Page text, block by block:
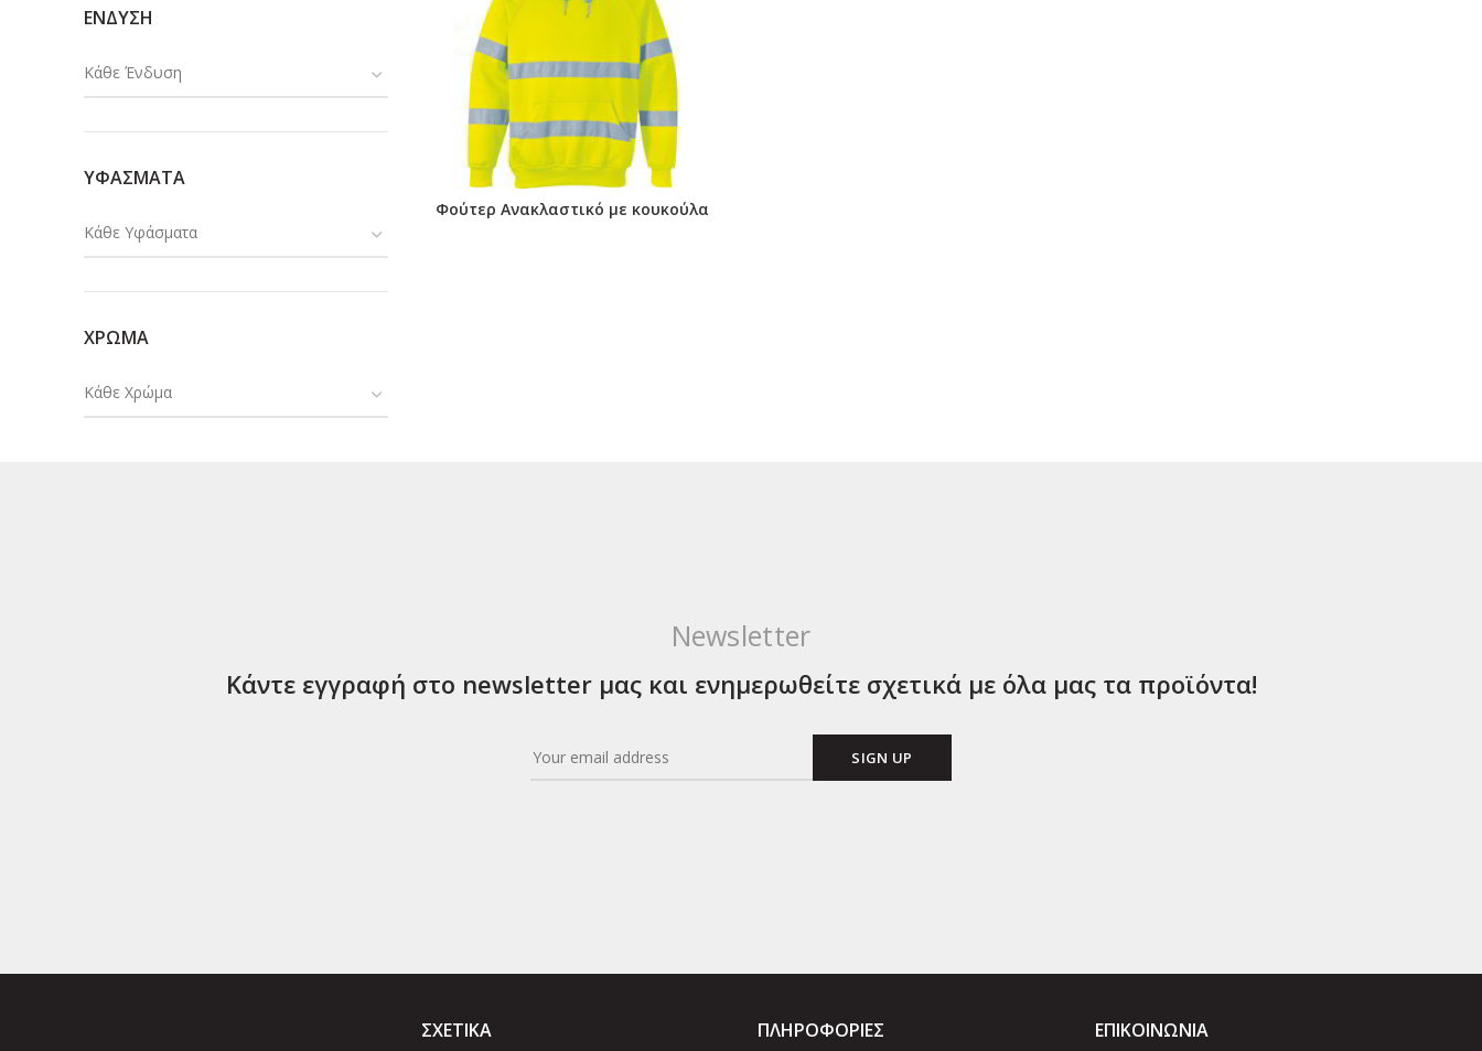
ΕΝΔΥΣΗ
Κάθε Ένδυση
ΥΦΑΣΜΑΤΑ
Κάθε Υφάσματα
ΧΡΩΜΑ
Κάθε Χρώμα
Φούτερ Ανακλαστικό με κουκούλα
Newsletter
Κάντε εγγραφή στο newsletter μας και ενημερωθείτε σχετικά με όλα μας τα προϊόντα!
ΣΧΕΤΙΚΑ ΠΛΗΡΟΦΟΡΙΕΣ ΕΠΙΚΟΙΝΩΝΊΑ